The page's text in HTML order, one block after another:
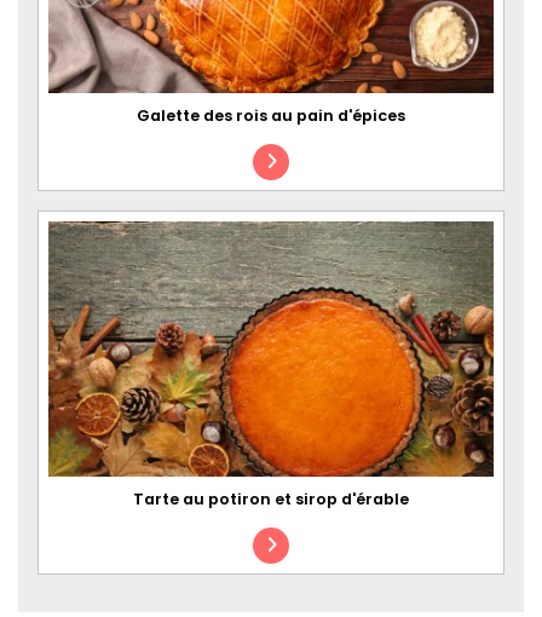
Galette des rois au pain d'épices
Tarte au potiron et sirop d'érable